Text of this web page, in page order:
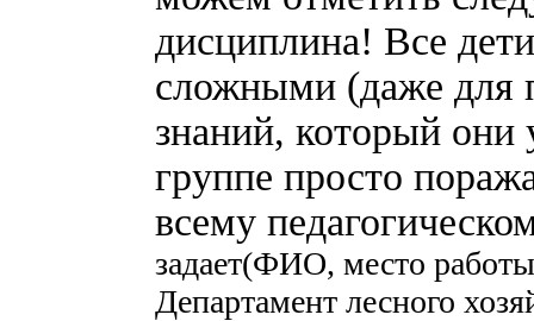
дисциплина! Все
сложными (даже для
знаний, который они
группе просто
всему
задает(ФИО, место
Департамент лесного